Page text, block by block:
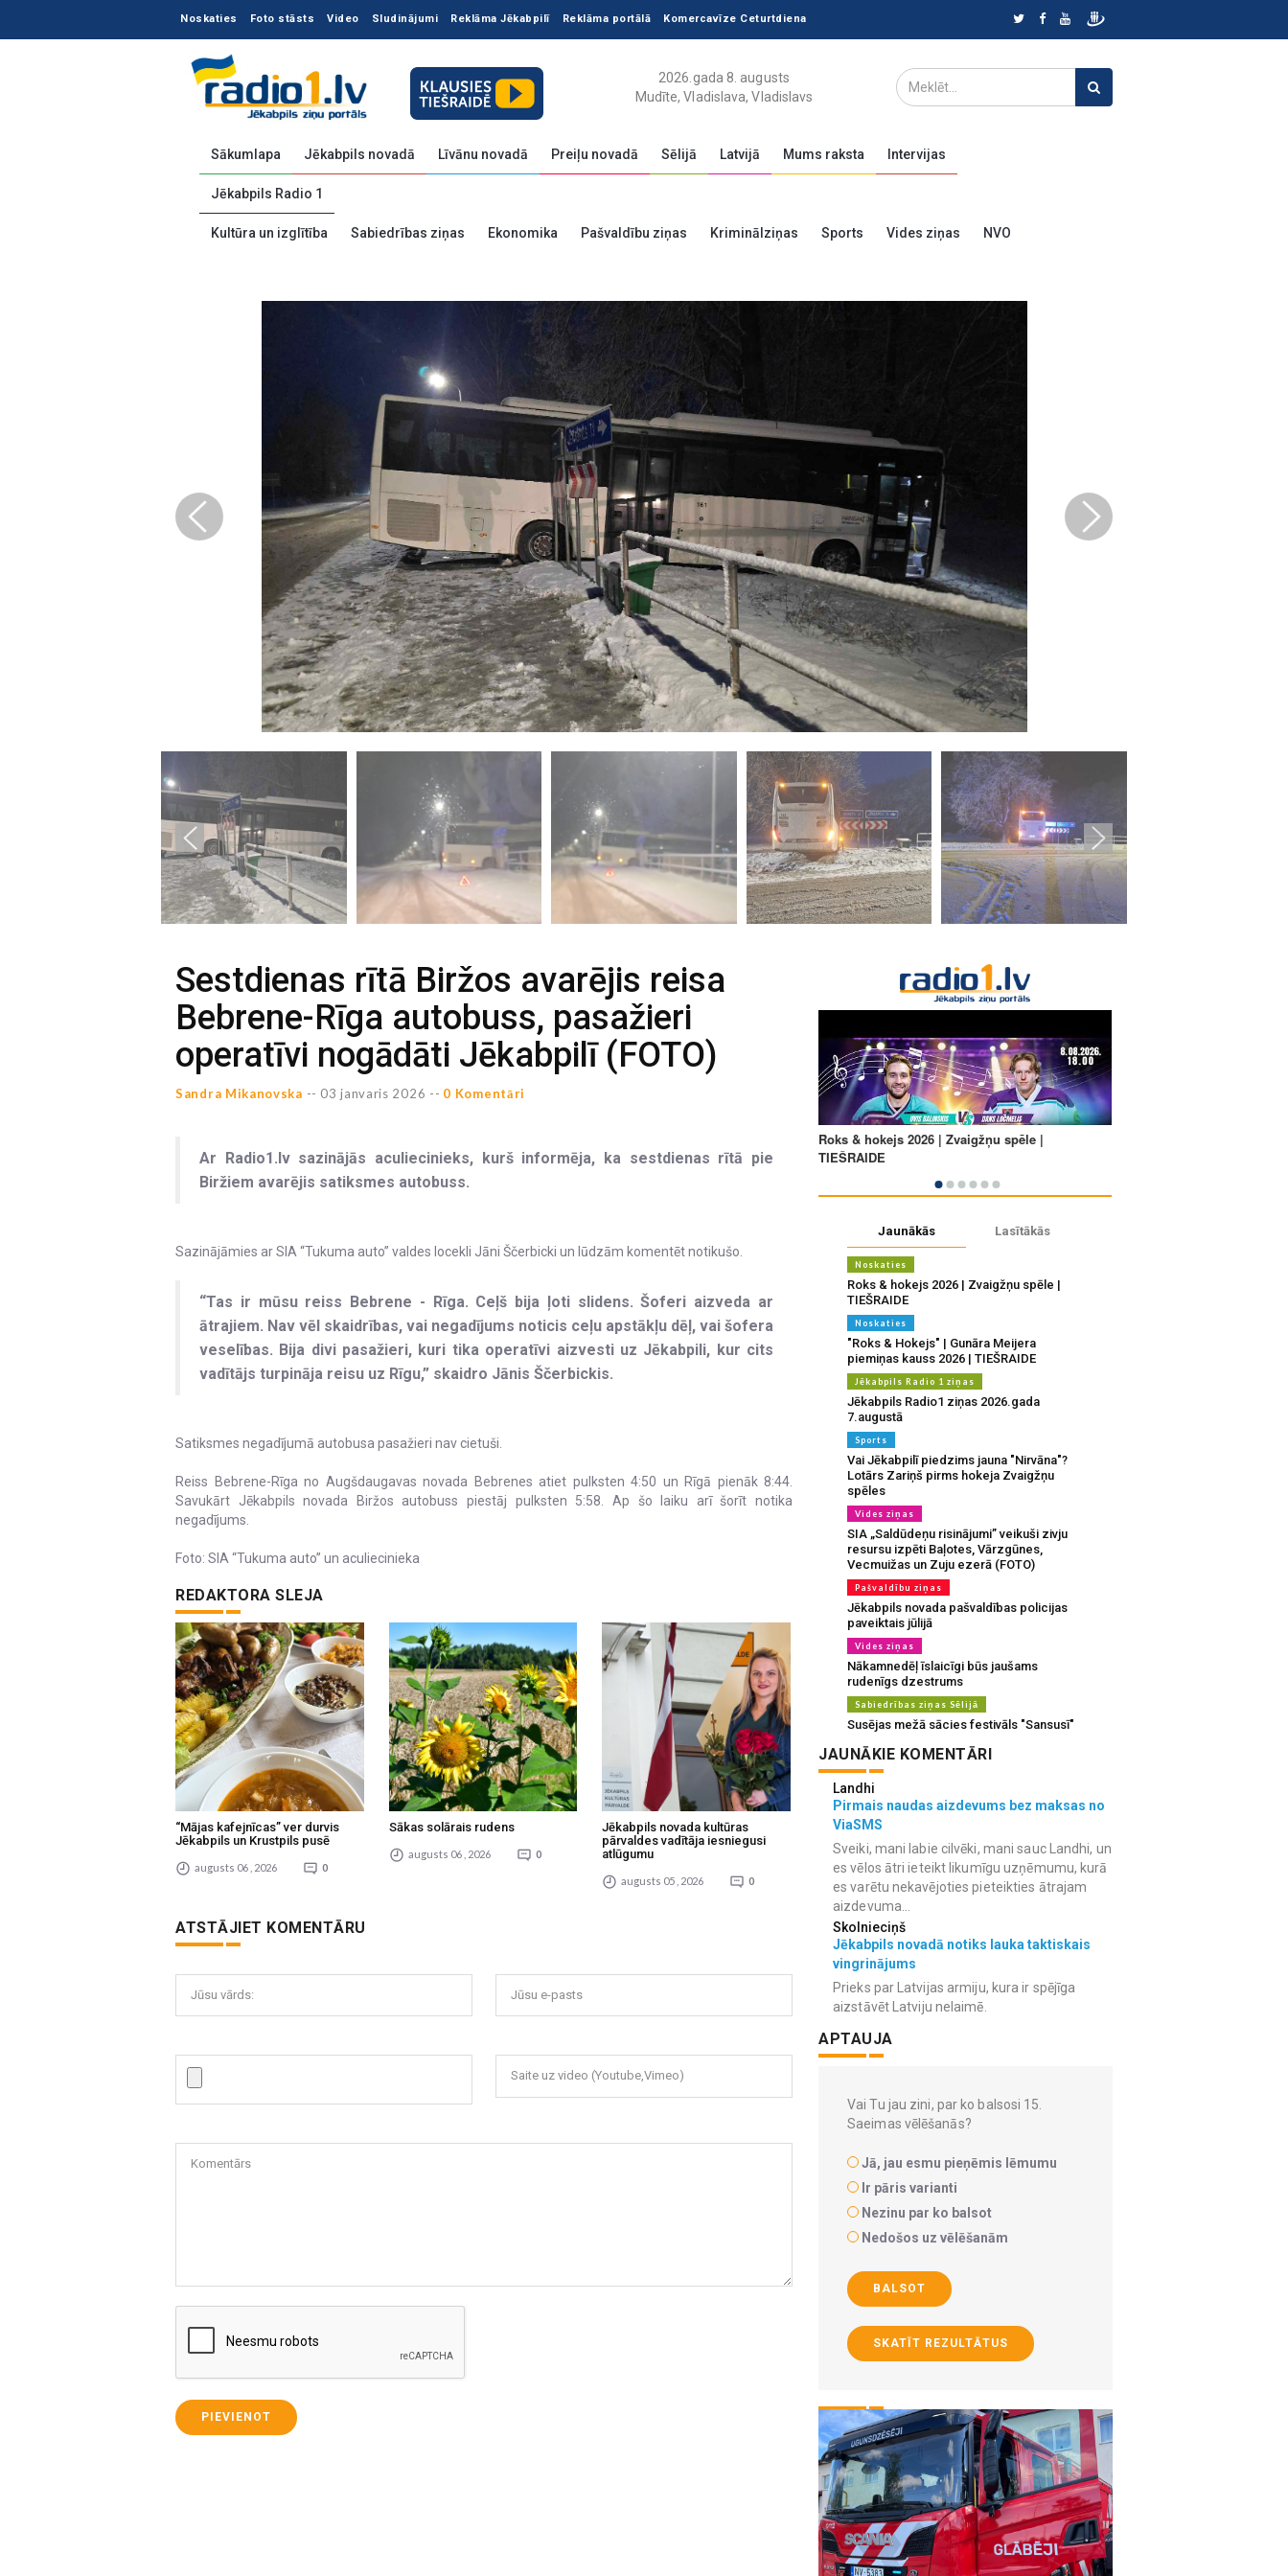
Noskaties Foto stāsts Video Sludinājumi Reklāma Jēkabpilī Reklāma portālā Komercavīze Ceturtdiena
2026.gada 8. augusts
Mudīte, Vladislava, Vladislavs
Sākumlapa Jēkabpils novadā Līvānu novadā Preiļu novadā Sēlijā Latvijā Mums raksta Intervijas
Jēkabpils Radio 1
Kultūra un izglītība Sabiedrības ziņas Ekonomika Pašvaldību ziņas Kriminālziņas Sports Vides ziņas NVO
Sestdienas rītā Biržos avarējis reisa
Bebrene-Rīga autobuss, pasažieri
operatīvi nogādāti Jēkabpilī (FOTO)
Sandra Mikanovska -- 03 janvaris 2026 -- 0 Komentāri
Ar Radio1.lv sazinājās aculiecinieks, kurš informēja, ka sestdienas rītā pie
Biržiem avarējis satiksmes autobuss.
Sazinājāmies ar SIA “Tukuma auto” valdes locekli Jāni Ščerbicki un lūdzām komentēt notikušo.
“Tas ir mūsu reiss Bebrene - Rīga. Ceļš bija ļoti slidens. Šoferi aizveda ar
ātrajiem. Nav vēl skaidrības, vai negadījums noticis ceļu apstākļu dēļ, vai šofera
veselības. Bija divi pasažieri, kuri tika operatīvi aizvesti uz Jēkabpili, kur cits
vadītājs turpināja reisu uz Rīgu,” skaidro Jānis Ščerbickis.
Satiksmes negadījumā autobusa pasažieri nav cietuši.
Reiss Bebrene-Rīga no Augšdaugavas novada Bebrenes atiet pulksten 4:50 un Rīgā pienāk 8:44.
Savukārt Jēkabpils novada Biržos autobuss piestāj pulksten 5:58. Ap šo laiku arī šorīt notika
negadījums.
Foto: SIA “Tukuma auto” un aculiecinieka
REDAKTORA SLEJA
“Mājas kafejnīcas” ver durvis
Jēkabpils un Krustpils pusē
augusts 06 , 2026 0
Sākas solārais rudens
augusts 06 , 2026 0
Jēkabpils novada kultūras
pārvaldes vadītāja iesniegusi
atlūgumu
augusts 05 , 2026 0
ATSTĀJIET KOMENTĀRU
Jūsu vārds: Jūsu e-pasts
Saite uz video (Youtube,Vimeo)
Komentārs
PIEVIENOT
Jaunākās Lasītākās
Noskaties
Roks & hokejs 2026 | Zvaigžņu spēle |
TIEŠRAIDE
Noskaties
"Roks & Hokejs" | Gunāra Meijera
piemiņas kauss 2026 | TIEŠRAIDE
Jēkabpils Radio 1 ziņas
Jēkabpils Radio1 ziņas 2026.gada
7.augustā
Sports
Vai Jēkabpilī piedzims jauna "Nirvāna"?
Lotārs Zariņš pirms hokeja Zvaigžņu
spēles
Vides ziņas
SIA „Saldūdeņu risinājumi” veikuši zivju
resursu izpēti Baļotes, Vārzgūnes,
Vecmuižas un Zuju ezerā (FOTO)
Pašvaldību ziņas
Jēkabpils novada pašvaldības policijas
paveiktais jūlijā
Vides ziņas
Nākamnedēļ īslaicīgi būs jaušams
rudenīgs dzestrums
Sabiedrības ziņas Sēlijā
Susējas mežā sācies festivāls "Sansusī"
JAUNĀKIE KOMENTĀRI
Landhi
Pirmais naudas aizdevums bez maksas no
ViaSMS
Sveiki, mani labie cilvēki, mani sauc Landhi, un
es vēlos ātri ieteikt likumīgu uzņēmumu, kurā
es varētu nekavējoties pieteikties ātrajam
aizdevuma...
Skolnieciņš
Jēkabpils novadā notiks lauka taktiskais
vingrinājums
Prieks par Latvijas armiju, kura ir spējīga
aizstāvēt Latviju nelaimē.
APTAUJA
Vai Tu jau zini, par ko balsosi 15.
Saeimas vēlēšanās?
Jā, jau esmu pieņēmis lēmumu
Ir pāris varianti
Nezinu par ko balsot
Nedošos uz vēlēšanām
BALSOT
SKATĪT REZULTĀTUS